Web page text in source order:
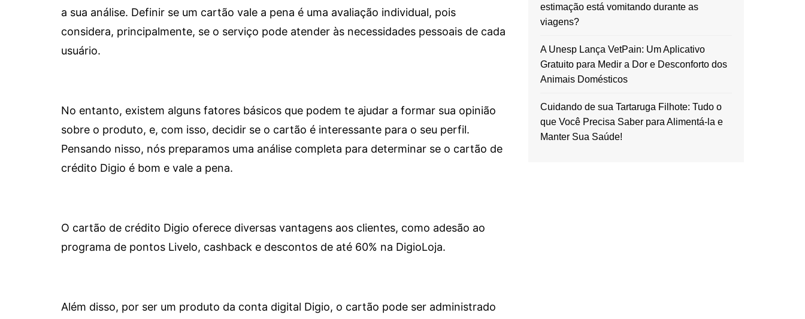
a sua análise. Definir se um cartão vale a pena é uma avaliação individual, pois
considera, principalmente, se o serviço pode atender às necessidades pessoais de cada
usuário.
No entanto, existem alguns fatores básicos que podem te ajudar a formar sua opinião
sobre o produto, e, com isso, decidir se o cartão é interessante para o seu perfil.
Pensando nisso, nós preparamos uma análise completa para determinar se o cartão de
crédito Digio é bom e vale a pena.
O cartão de crédito Digio oferece diversas vantagens aos clientes, como adesão ao
programa de pontos Livelo, cashback e descontos de até 60% na DigioLoja.
Além disso, por ser um produto da conta digital Digio, o cartão pode ser administrado
estimação está vomitando durante as
viagens?
A Unesp Lança VetPain: Um Aplicativo
Gratuito para Medir a Dor e Desconforto dos
Animais Domésticos
Cuidando de sua Tartaruga Filhote: Tudo o
que Você Precisa Saber para Alimentá-la e
Manter Sua Saúde!